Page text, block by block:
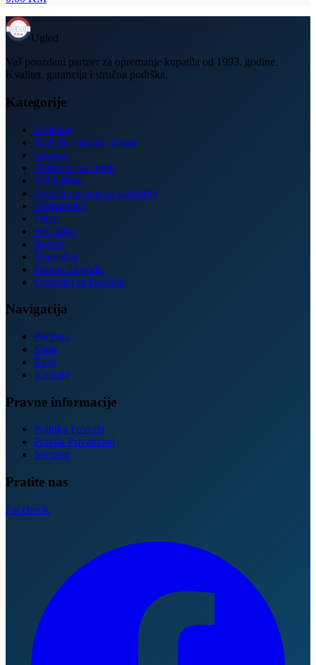
Ugled
Vaš pouzdani partner za opremanje kupatila od 1993. godine.
Kvalitet, garancija i stručna podrška.
Kategorije
Grijalice
Baterije, slavine, česme
Slivnici
Daske za wc šolju
Tuš kabine
Prateća oprema za sanitarije
Umivaonici
Filteri
WC šolje
Bojleri
Namještaj
Pumpe za vodu
Ormarići za kupatilo
Navigacija
Početna
Shop
Blog
Kontakt
Pravne informacije
Politika Povrata
Pravila Privatnosti
Sitemap
Pratite nas
Facebook